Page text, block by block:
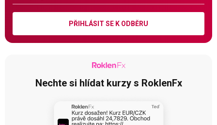
PŘIHLÁSIT SE K ODBĚRU
Nechte si hlídat kurzy s RoklenFx